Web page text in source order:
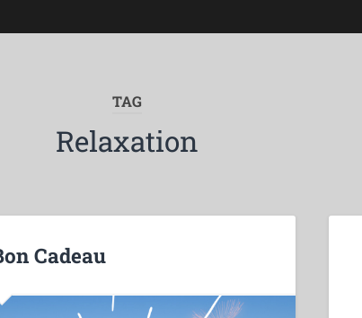
TAG
Relaxation
Cadeau